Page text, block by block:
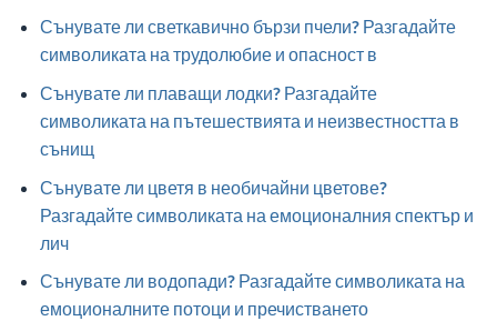
Сънувате ли светкавично бързи пчели? Разгадайте
символиката на трудолюбие и опасност в
Сънувате ли плаващи лодки? Разгадайте
символиката на пътешествията и неизвестността в
сънищ
Сънувате ли цветя в необичайни цветове?
Разгадайте символиката на емоционалния спектър и
лич
Сънувате ли водопади? Разгадайте символиката на
емоционалните потоци и пречистването